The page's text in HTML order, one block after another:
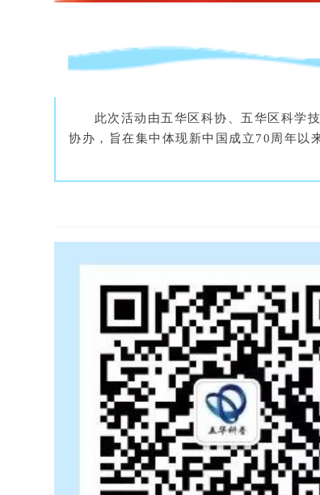
此次活动由五华区科协、五华区科学
协办，旨在集中体现新中国成立70周年以